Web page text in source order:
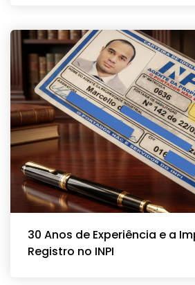
30 Anos de Experiência e a
Registro no INPI